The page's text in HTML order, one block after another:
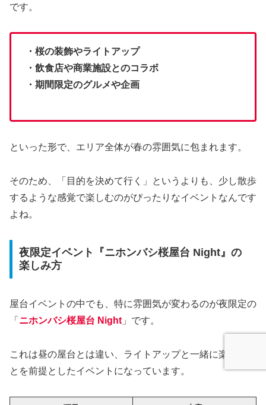
です。
・桜の装飾やライトアップ
・飲食店や商業施設とのコラボ
・期間限定のグルメや企画
といった形で、エリア全体が春の雰囲気に包まれます。
そのため、「目的を決めて行く」というよりも、少し散歩
するような感覚で楽しむのがぴったりなイベントなんです
よね。
夜限定イベント『ニホンバシ桜屋台 Night』の
楽しみ方
屋台イベントの中でも、特に雰囲気が変わるのが夜限定の
「 ニホンバシ桜屋台 Night 」です。
これは昼の屋台とは違い、ライトアップと一緒に楽しむこ
とを前提としたイベントになっています。